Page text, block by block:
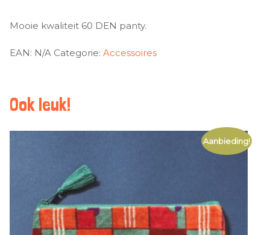
Mooie kwaliteit 60 DEN panty.
EAN: N/A Categorie: Accessoires
Ook leuk!
Aanbieding!